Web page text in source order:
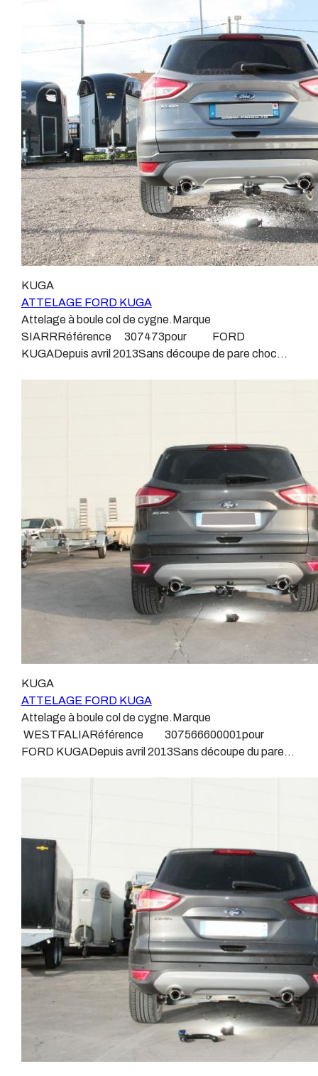
constructeurs.En dehors de quelques rares cas, nous
ne montons jamais de faisceau appelé : adaptable,
universel, modulable, smart…., et quand nous le
faisons, s’il n’existe pas d’autre choix, nous utilisons le
plus haut de gamme du marché, le plus fiable et le plus
stable.Il faut savoir que le montage d’un faisceau non
conforme ou adaptable vous fera perdre tout recours et
toute garantie auprès du constructeur en cas de
défaillance. Ce genre de faisceau est souvent mal
monté, alimenté par les éclairages intérieurs et fait
courir de vrai risque technique à votre véhicule.Nous
n’intervenons pas sur les véhicules ayant ce type de
montage non conforme.Voilà pourquoi il est nécessaire
de confier la pose d'un attelage à un professionnel
agréé, habitué à poser des attelages et respectant les
différentes dénominations pour un attelage sont
:Attelage pour voiture, crochet d’attelage, boule pour
voiture, attache remorque, attache voiture, attelage
camion, crochet voiture, attache auto, boule pour
remorque, boule d’arrimage, crochet d’attache.
kgPoids de l'attelage 26 kgAnhängerkupplung FORD
KUGAPatrick Remorques se conjugue avec
ATTELAGE depuis 1968.Les temps ont changé depuis
les premiers attelages fabriqués à la demande dans
l’atelier, autour d’un poste à souder et d’un
étau.L’évolution technique et la normalisation sont
passées par là.Maintenant un attelage doit être
homologué, c’est le cas de tous les produits que nous
proposons, sans exception !Nous ne travaillons qu’avec
les marques homologuées à même d’assurer le suivi de
leurs produits :ATTELAGES
WESTFALIAATTELAGES SIARRATTELAGES
BRINKATTELAGES THULEATTELAGES
BOISNIERATTELAGES GDWATTELAGES
ARAGONLe faisceau électrique est devenu le produit le
plus technique, lui aussi est soumis à normalisation et
homologation.Le faisceau est connecté à votre
véhicule, il doit être prévu à cet effet, supporter les
vibrations et les contraintes auquel il peut être soumis.
Dans certains cas le faisceau connecté modifie la
gestion des assistances à la conduite type EPS, ABS,
faisceaux « d’origine », c'est-à-dire fabriqués
ne montons jamais de faisceau appelé : adaptable,
universel, modulable, smart…., et quand nous le
faisons, s’il n’existe pas d’autre choix, nous utilisons le
plus haut de gamme du marché, le plus fiable et le plus
stable.Il faut savoir que le montage d’un faisceau non
conforme ou adaptable vous fera perdre tout recours et
toute garantie auprès du constructeur en cas de
défaillance. Ce genre de faisceau est souvent mal
monté, alimenté par les éclairages intérieurs et fait
courir de vrai risque technique à votre véhicule.Nous
n’intervenons pas sur les véhicules ayant ce type de
montage non conforme.Voilà pourquoi il est nécessaire
de confier la pose d'un attelage à un professionnel
normes, nous ne transigeons pas sur ces points.Les
différentes dénominations pour un attelage sont
:Attelage pour voiture, crochet d’attelage, boule pour
voiture, attache remorque, attache voiture, attelage
camion, crochet voiture, attache auto, boule pour
KUGA
ATTELAGE FORD KUGA
Attelage à boule col de cygne.Marque
SIARRRéférence 307473pour FORD
KUGADepuis avril 2013Sans découpe de pare choc
les premiers attelages fabriqués à la demande dans
l’atelier, autour d’un poste à souder et d’un
étau.L’évolution technique et la normalisation sont
passées par là.Maintenant un attelage doit être
homologué, c’est le cas de tous les produits que nous
proposons, sans exception !Nous ne travaillons qu’avec
les marques homologuées à même d’assurer le suivi de
leurs produits :ATTELAGES
WESTFALIAATTELAGES SIARRATTELAGES
BRINKATTELAGES THULEATTELAGES
BOISNIERATTELAGES GDWATTELAGES
ARAGONLe faisceau électrique est devenu le produit le
plus technique, lui aussi est soumis à normalisation et
homologation.Le faisceau est connecté à votre
véhicule, il doit être prévu à cet effet, supporter les
vibrations et les contraintes auquel il peut être soumis.
Dans certains cas le faisceau connecté modifie la
gestion des assistances à la conduite type EPS, ABS,
faisceaux « d’origine », c'est-à-dire fabriqués
ne montons jamais de faisceau appelé : adaptable,
universel, modulable, smart…., et quand nous le
faisons, s’il n’existe pas d’autre choix, nous utilisons le
plus haut de gamme du marché, le plus fiable et le plus
stable.Il faut savoir que le montage d’un faisceau non
conforme ou adaptable vous fera perdre tout recours et
toute garantie auprès du constructeur en cas de
défaillance. Ce genre de faisceau est souvent mal
monté, alimenté par les éclairages intérieurs et fait
courir de vrai risque technique à votre véhicule.Nous
n’intervenons pas sur les véhicules ayant ce type de
montage non conforme.Voilà pourquoi il est nécessaire
KUGA
ATTELAGE FORD KUGA
Attelage à boule col de cygne.Marque
WESTFALIARéférence 307566600001pour
FORD KUGADepuis avril 2013Sans découpe du pare
les premiers attelages fabriqués à la demande dans
l’atelier, autour d’un poste à souder et d’un
étau.L’évolution technique et la normalisation sont
passées par là.Maintenant un attelage doit être
homologué, c’est le cas de tous les produits que nous
proposons, sans exception !Nous ne travaillons qu’avec
les marques homologuées à même d’assurer le suivi de
leurs produits :ATTELAGES
WESTFALIAATTELAGES SIARRATTELAGES
BRINKATTELAGES THULEATTELAGES
BOISNIERATTELAGES GDWATTELAGES
ARAGONLe faisceau électrique est devenu le produit le
plus technique, lui aussi est soumis à normalisation et